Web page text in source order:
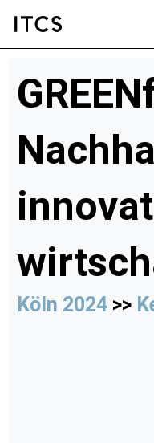
Köln 2024 >>